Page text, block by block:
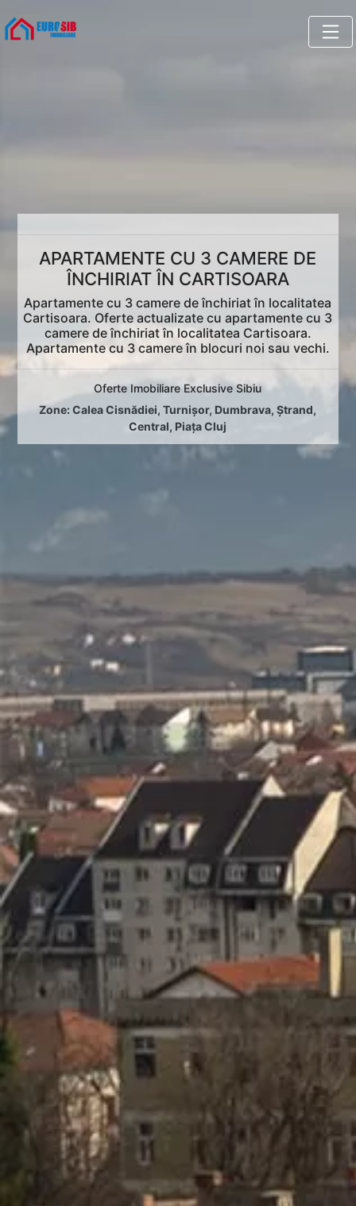
APARTAMENTE CU 3 CAMERE DE
ÎNCHIRIAT ÎN CARTISOARA
Apartamente cu 3 camere de închiriat în localitatea
Cartisoara. Oferte actualizate cu apartamente cu 3
camere de închiriat în localitatea Cartisoara.
Apartamente cu 3 camere în blocuri noi sau vechi.
Oferte Imobiliare Exclusive Sibiu
Zone:Calea Cisnădiei,Turnișor, Dumbrava,Ștrand,
Central, Piața Cluj